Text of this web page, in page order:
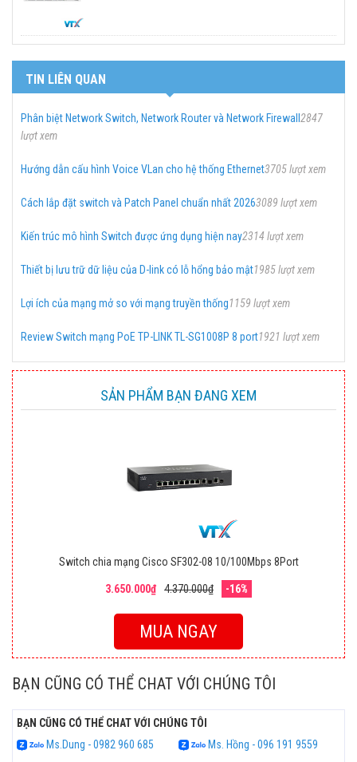
TIN LIÊN QUAN
Phân biệt Network Switch, Network Router và Network Firewall 2847
lượt xem
Hướng dẫn cấu hình Voice VLan cho hệ thống Ethernet3705 lượt xem
Cách lắp đặt switch và Patch Panel chuẩn nhất 20263089 lượt xem
Kiến trúc mô hình Switch được ứng dụng hiện nay2314 lượt xem
Thiết bị lưu trữ dữ liệu của D-link có lỗ hổng bảo mật1985 lượt xem
Lợi ích của mạng mở so với mạng truyền thống1159 lượt xem
Review Switch mạng PoE TP-LINK TL-SG1008P 8 port1921 lượt xem
SẢN PHẨM BẠN ĐANG XEM
Switch chia mạng Cisco SF302-08 10/100Mbps 8Port
3.650.000₫ 4.370.000₫ -16%
MUA NGAY
BẠN CŨNG CÓ THỂ CHAT VỚI CHÚNG TÔI
BẠN CŨNG CÓ THỂ CHAT VỚI CHÚNG TÔI
Ms.Dung - 0982 960 685
Ms. Hồng - 096 191 9559